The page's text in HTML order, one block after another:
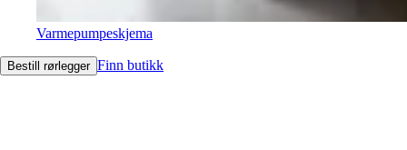
Varmepumpeskjema
Bestill rørlegger Finn butikk